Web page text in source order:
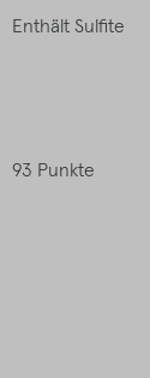
Enthält Sulfite
93 Punkte